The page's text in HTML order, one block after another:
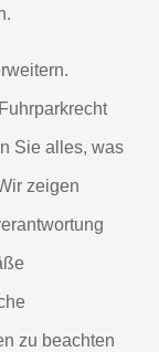
Sie alles, was
zeigen
zu beachten